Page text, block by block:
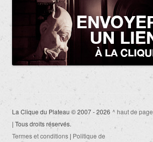
La Clique du Plateau © 2007 - 2026
| Tous droits réservés.
Termes et conditions | Politique de
^ haut de page